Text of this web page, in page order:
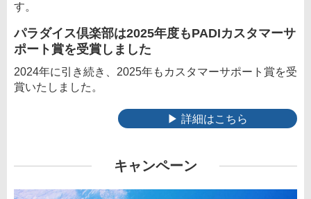
す。
パラダイス倶楽部は2025年度もPADIカスタマーサ
ポート賞を受賞しました
2024年に引き続き、2025年もカスタマーサポート賞を受
賞いたしました。
▶ 詳細はこちら
キャンペーン